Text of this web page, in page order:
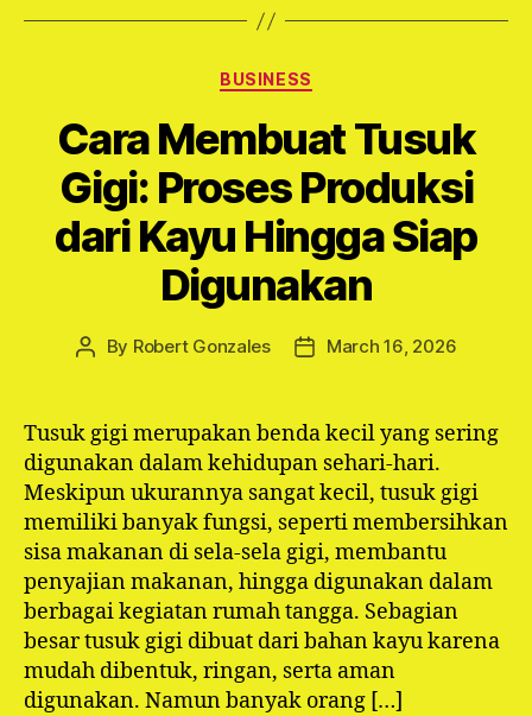
Categories
BUSINESS
Cara Membuat Tusuk
Gigi: Proses Produksi
dari Kayu Hingga Siap
Digunakan
Post
By Robert Gonzales
PostMarch 16, 2026
Tusuk gigi merupakan benda kecil yang sering
digunakan dalam kehidupan sehari-hari.
Meskipun ukurannya sangat kecil, tusuk gigi
memiliki banyak fungsi, seperti membersihkan
sisa makanan di sela-sela gigi, membantu
penyajian makanan, hingga digunakan dalam
berbagai kegiatan rumah tangga. Sebagian
besar tusuk gigi dibuat dari bahan kayu karena
mudah dibentuk, ringan, serta aman
digunakan. Namun banyak orang […]